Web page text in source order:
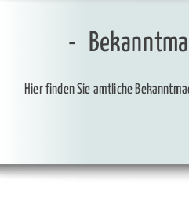
Hier finden Sie amtliche